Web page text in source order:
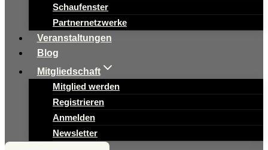
Schaufenster
Partnernetzwerke
Veranstaltungen
Blog
Mitgliedschaft
Mitglied werden
Registrieren
Anmelden
Newsletter